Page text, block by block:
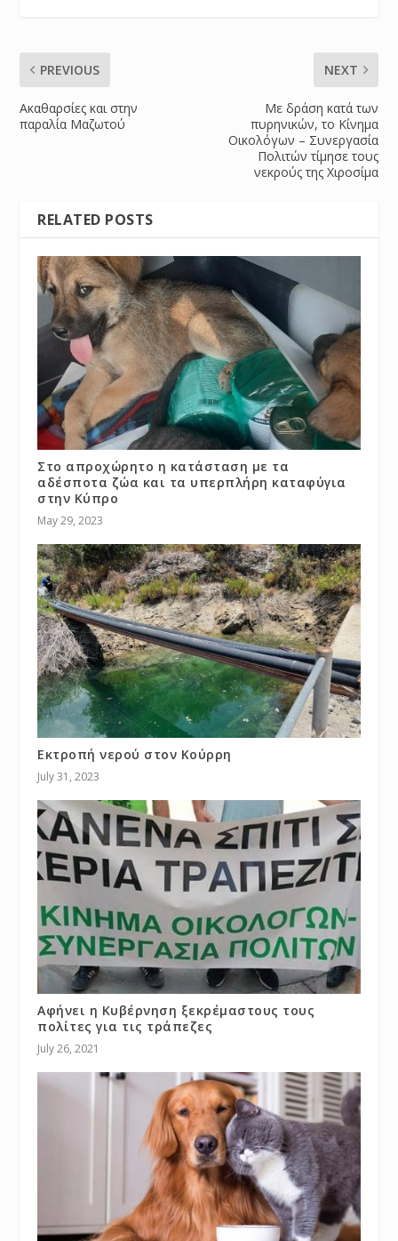
PREVIOUS
Ακαθαρσίες και στην
παραλία Μαζωτού
NEXT
Με δράση κατά των
πυρηνικών, το Κίνημα
Οικολόγων – Συνεργασία
Πολιτών τίμησε τους
νεκρούς της Χιροσίμα
RELATED POSTS
Στο απροχώρητο η κατάσταση με τα
αδέσποτα ζώα και τα υπερπλήρη καταφύγια
στην Κύπρο
May 29, 2023
Εκτροπή νερού στον Κούρρη
July 31, 2023
Αφήνει η Κυβέρνηση ξεκρέμαστους τους
πολίτες για τις τράπεζες
July 26, 2021